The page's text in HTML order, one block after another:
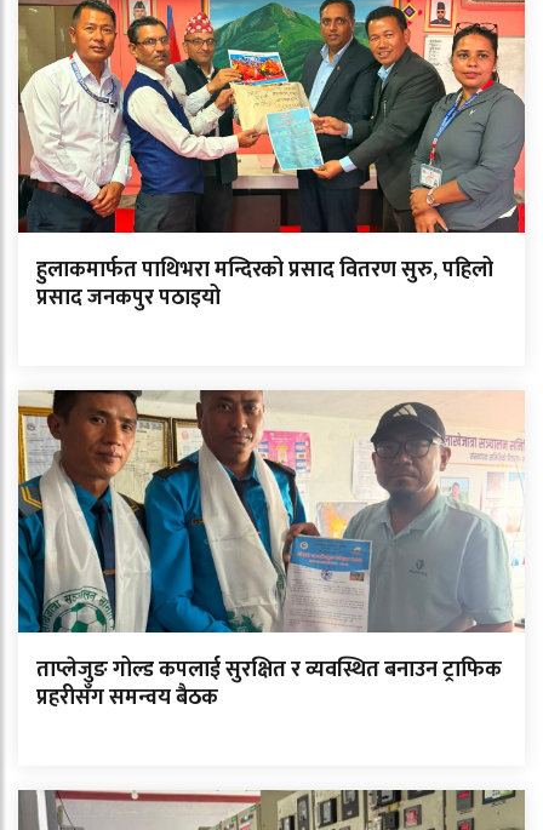
हुलाकमार्फत पाथिभरा मन्दिरको प्रसाद वितरण सुरु, पहिलो
प्रसाद जनकपुर पठाइयो
ताप्लेजुङ गोल्ड कपलाई सुरक्षित र व्यवस्थित बनाउन ट्राफिक
प्रहरीसँग समन्वय बैठक